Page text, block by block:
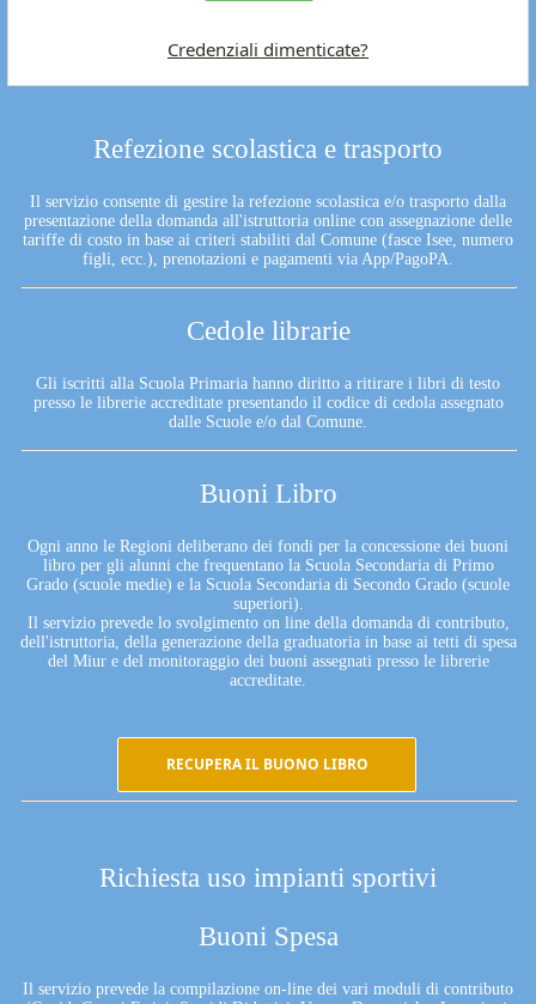
Refezione scolastica e trasporto
Il servizio consente di gestire la refezione scolastica e/o trasporto dalla
presentazione della domanda all'istruttoria online con assegnazione delle
tariffe di costo in base ai criteri stabiliti dal Comune (fasce Isee, numero
figli, ecc.), prenotazioni e pagamenti via App/PagoPA.
Cedole librarie
Gli iscritti alla Scuola Primaria hanno diritto a ritirare i libri di testo
presso le librerie accreditate presentando il codice di cedola assegnato
dalle Scuole e/o dal Comune.
Buoni Libro
Ogni anno le Regioni deliberano dei fondi per la concessione dei buoni
libro per gli alunni che frequentano la Scuola Secondaria di Primo
Grado (scuole medie) e la Scuola Secondaria di Secondo Grado (scuole
superiori).
Il servizio prevede lo svolgimento on line della domanda di contributo,
dell'istruttoria, della generazione della graduatoria in base ai tetti di spesa
del Miur e del monitoraggio dei buoni assegnati presso le librerie
accreditate.
RECUPERA IL BUONO LIBRO
Richiesta uso impianti sportivi
Buoni Spesa
Il servizio prevede la compilazione on-line dei vari moduli di contributo
Credenziali dimenticate?